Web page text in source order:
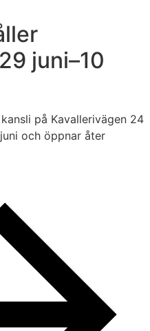
juni–10
på Kavallerivägen 24
och öppnar åter